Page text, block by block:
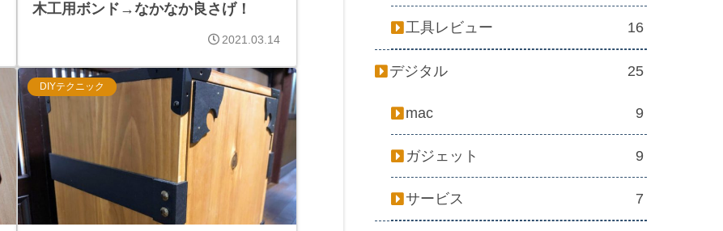
木工用ボンド→なかなか良さげ！
2021.03.14
DIYテクニック
工具レビュー 16
デジタル 25
mac 9
ガジェット 9
サービス 7